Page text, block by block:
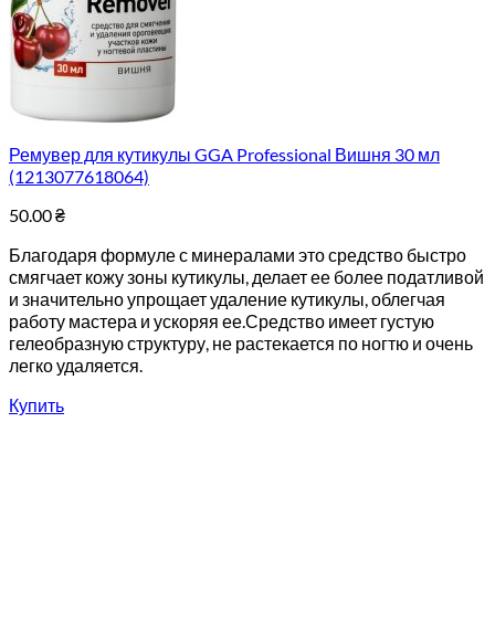
Ремувер для кутикулы GGA Professional Вишня 30 мл
(1213077618064)
50.00₴
Благодаря формуле с минералами это средство быстро
смягчает кожу зоны кутикулы, делает ее более податливой
и значительно упрощает удаление кутикулы, облегчая
работу мастера и ускоряя ее.Средство имеет густую
гелеобразную структуру, не растекается по ногтю и очень
легко удаляется.
Купить